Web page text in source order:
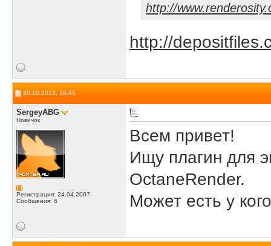
http://
http://
30.10.2013, 16:45
SergeyABG
Новичок
Регистрация: 24.04.2007
Сообщения: 6
Всем привет!
Ищу плагин для
OctaneRender.
Может есть у